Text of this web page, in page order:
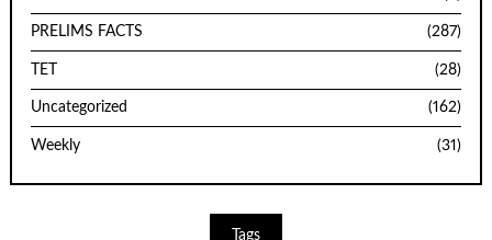
PRELIMS FACTS (287)
TET (28)
Uncategorized (162)
Weekly (31)
Tags